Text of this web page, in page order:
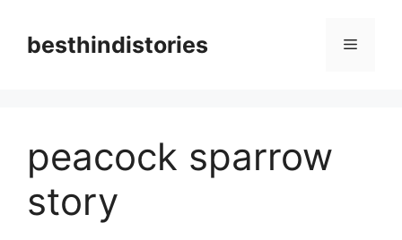
contentbesthindistories Menu
peacock sparrow
story